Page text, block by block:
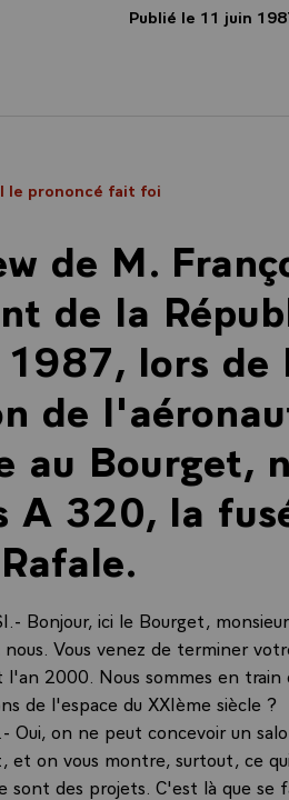
Publié le 11 juin
le prononcé fait foi
de M.
de la
lors de
de
au Bourget,
A 320, la
Bonjour, ici le Bourget,
Vous venez de terminer
l'an 2000. Nous sommes en
de l'espace du XXIème siècle ?
Oui, on ne peut concevoir un
et on vous montre, surtout, ce
sont des projets. C'est là que se